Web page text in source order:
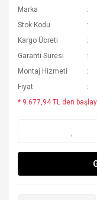
Marka
Stok Kodu
Kargo Ücreti
Garanti Süresi
Montaj Hizmeti
Fiyat
* 9.677,94 TL den